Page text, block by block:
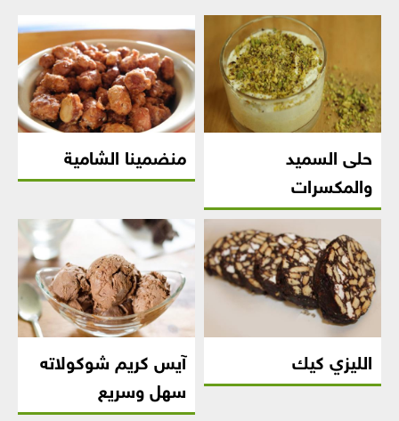
حلى السميد
والمكسرات
منضمينا الشامية
الليزي كيك
آيس كريم شوكولاته
سهل وسريع